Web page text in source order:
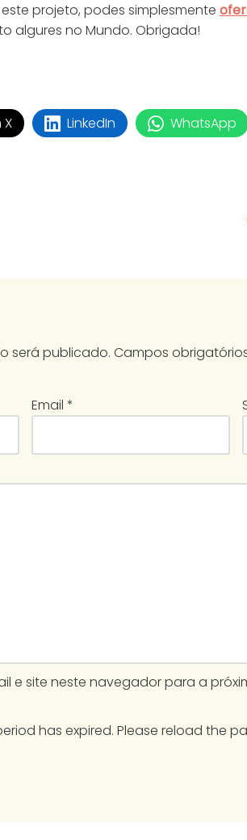
projeto, podes simplesmente
algures no Mundo. Obrigada!
X LinkedIn WhatsApp
será publicado. Campos
Email *
e site neste navegador para a
has expired. Please reload the